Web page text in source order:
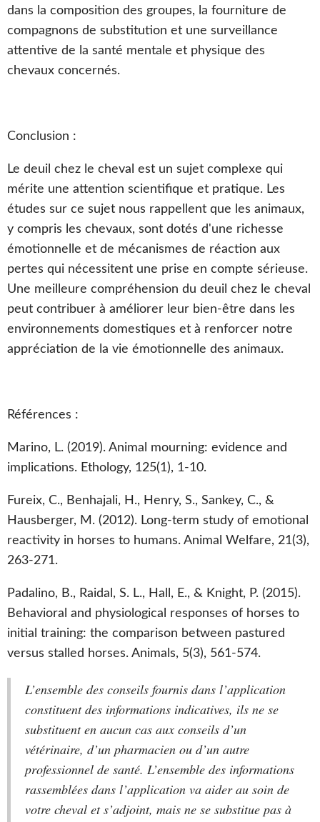
dans la composition des groupes, la fourniture de
compagnons de substitution et une surveillance
attentive de la santé mentale et physique des
chevaux concernés.
Conclusion :
Le deuil chez le cheval est un sujet complexe qui
mérite une attention scientifique et pratique. Les
études sur ce sujet nous rappellent que les animaux,
y compris les chevaux, sont dotés d'une richesse
émotionnelle et de mécanismes de réaction aux
pertes qui nécessitent une prise en compte sérieuse.
Une meilleure compréhension du deuil chez le cheval
peut contribuer à améliorer leur bien-être dans les
environnements domestiques et à renforcer notre
appréciation de la vie émotionnelle des animaux.
Références :
Marino, L. (2019). Animal mourning: evidence and
implications. Ethology, 125(1), 1-10.
Fureix, C., Benhajali, H., Henry, S., Sankey, C., &
Hausberger, M. (2012). Long-term study of emotional
reactivity in horses to humans. Animal Welfare, 21(3),
263-271.
Padalino, B., Raidal, S. L., Hall, E., & Knight, P. (2015).
Behavioral and physiological responses of horses to
initial training: the comparison between pastured
versus stalled horses. Animals, 5(3), 561-574.
L’ensemble des conseils fournis dans l’application
constituent des informations indicatives, ils ne se
substituent en aucun cas aux conseils d’un
vétérinaire, d’un pharmacien ou d’un autre
professionnel de santé. L’ensemble des informations
rassemblées dans l’application va aider au soin de
votre cheval et s’adjoint, mais ne se substitue pas à